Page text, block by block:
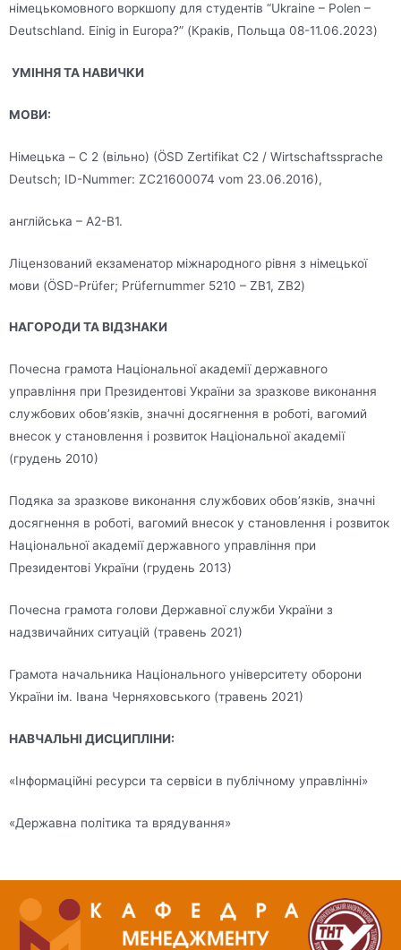
німецькомовного воркшопу для студентів “Ukraine – Polen –
Deutschland. Einig in Europa?” (Краків, Польща 08-11.06.2023)
УМІННЯ ТА НАВИЧКИ
МОВИ:
Німецька – C 2 (вільно) (ÖSD Zertifikat C2 / Wirtschaftssprache
Deutsch; ID-Nummer: ZC21600074 vom 23.06.2016),
англійська – А2-В1.
Ліцензований екзаменатор міжнародного рівня з німецької
мови (ÖSD-Prüfer; Prüfernummer 5210 – ZB1, ZB2)
НАГОРОДИ ТА ВІДЗНАКИ
Почесна грамота Національної академії державного
управління при Президентові України за зразкове виконання
службових обов’язків, значні досягнення в роботі, вагомий
внесок у становлення і розвиток Національної академії
(грудень 2010)
Подяка за зразкове виконання службових обов’язків, значні
досягнення в роботі, вагомий внесок у становлення і розвиток
Національної академії державного управління при
Президентові України (грудень 2013)
Почесна грамота голови Державної служби України з
надзвичайних ситуацій (травень 2021)
Грамота начальника Національного університету оборони
України ім. Івана Черняховського (травень 2021)
НАВЧАЛЬНІ ДИСЦИПЛІНИ:
«Інформаційні ресурси та сервіси в публічному управлінні»
«Державна політика та врядування»